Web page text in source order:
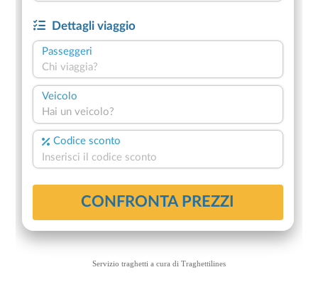
Servizio traghetti a cura di Traghettilines